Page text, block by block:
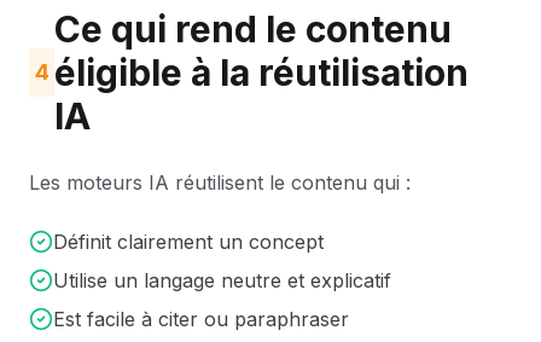
4
Ce qui rend le contenu
éligible à la réutilisation
IA
Les moteurs IA réutilisent le contenu qui :
Définit clairement un concept
Utilise un langage neutre et explicatif
Est facile à citer ou paraphraser